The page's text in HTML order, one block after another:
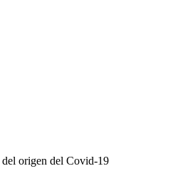
origen del Covid-19